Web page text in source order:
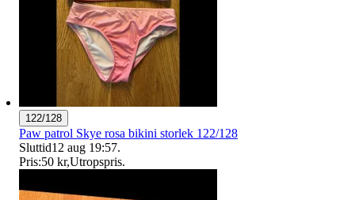
122/128
Paw patrol Skye rosa bikini storlek 122/128
Sluttid12 aug 19:57.
Pris:50 kr,Utropspris.